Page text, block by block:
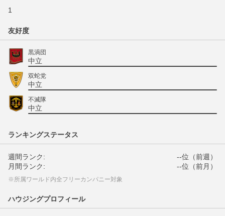
1
友好度
黒渦団
中立
双蛇党
中立
不滅隊
中立
ランキングステータス
週間ランク:
--位（前週）
月間ランク:
--位（前月）
※所属ワールド内全フリーカンパニー対象
ハウジングプロフィール